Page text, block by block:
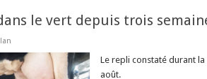
le vert depuis trois
Le repli constaté durant
août.